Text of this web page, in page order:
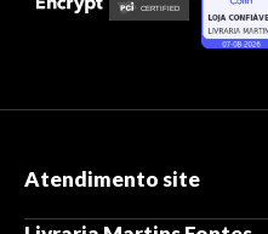
Atendimento site